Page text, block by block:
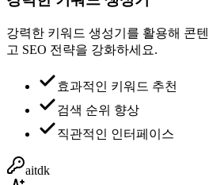
강력한 키워드 생성기를 활용해 콘
고 SEO 전략을 강화하세요.
효과적인 키워드 추천
검색 순위 향상
직관적인 인터페이스
aitdk